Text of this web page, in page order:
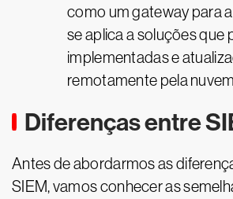
como um gateway para
se aplica a soluções que
implementadas e
remotamente pela
Diferenças entre
Antes de abordarmos as
SIEM, vamos conhecer as